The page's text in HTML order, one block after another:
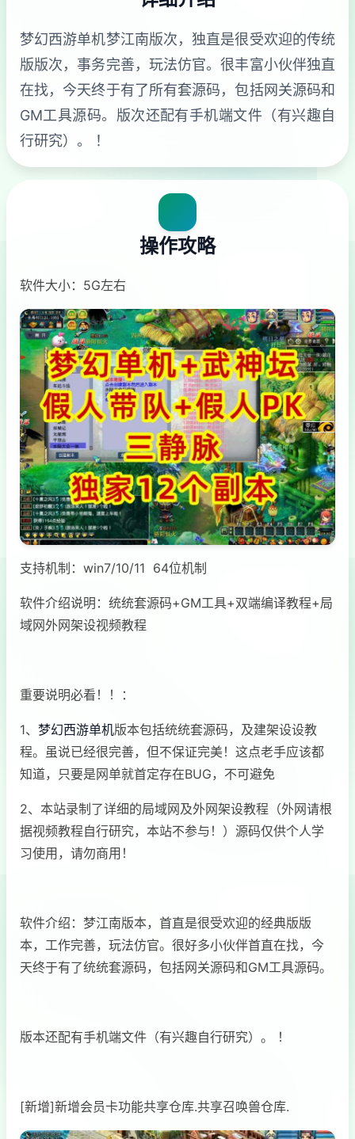
梦幻西游单机梦江南版次，独直是很受欢迎的传统
版版次，事务完善，玩法仿官。很丰富小伙伴独直
在找，今天终于有了所有套源码，包括网关源码和
GM工具源码。版次还配有手机端文件（有兴趣自
行研究）。 ！
操作攻略
软件大小：5G左右
支持机制：win7/10/11 64位机制
软件介绍说明：统统套源码+GM工具+双端编译教程+局
域网外网架设视频教程
重要说明必看！！：
1、 梦幻西游单机版本包括统统套源码，及建架设设教
程。虽说已经很完善，但不保证完美！这点老手应该都
知道，只要是网单就首定存在BUG，不可避免
2、本站录制了详细的局域网及外网架设教程（外网请根
据视频教程自行研究，本站不参与！）源码仅供个人学
习使用，请勿商用！
软件介绍：梦江南版本，首直是很受欢迎的经典版版
本，工作完善，玩法仿官。很好多小伙伴首直在找，今
天终于有了统统套源码，包括网关源码和GM工具源码。
版本还配有手机端文件（有兴趣自行研究）。 ！
[新增]新增会员卡功能共享仓库.共享召唤兽仓库.